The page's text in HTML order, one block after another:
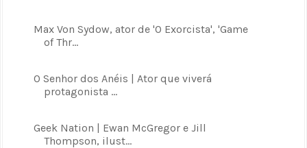
Max Von Sydow, ator de 'O Exorcista', 'Game
of Thr...
O Senhor dos Anéis | Ator que viverá
protagonista ...
Geek Nation | Ewan McGregor e Jill
Thompson, ilust...